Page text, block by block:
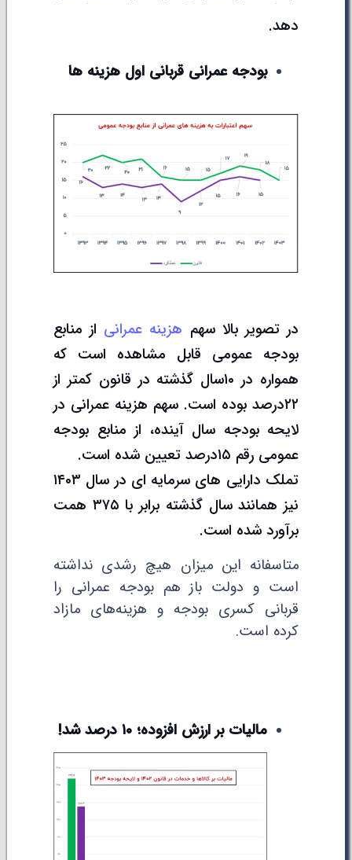
دهد.
بودجه عمرانی قربانی اول هزینه ها
در تصویر بالا سهم هزینه عمرانی از منابع
بودجه عمومی قابل مشاهده است که
همواره در ۱۰سال گذشته در قانون کمتر از
۲۲درصد بوده است. سهم هزینه عمرانی در
لایحه بودجه سال آینده، از منابع بودجه
عمومی رقم ۱۵درصد تعیین شده است.
تملک دارایی های سرمایه ای در سال ۱۴۰۳
نیز همانند سال گذشته برابر با ۳۷۵ همت
برآورد شده است.
متاسفانه این میزان هیچ رشدی نداشته
است و دولت باز هم بودجه عمرانی را
قربانی کسری بودجه و هزینه‌های مازاد
کرده است.
مالیات بر ارزش افزوده؛ ۱۰ درصد شد!